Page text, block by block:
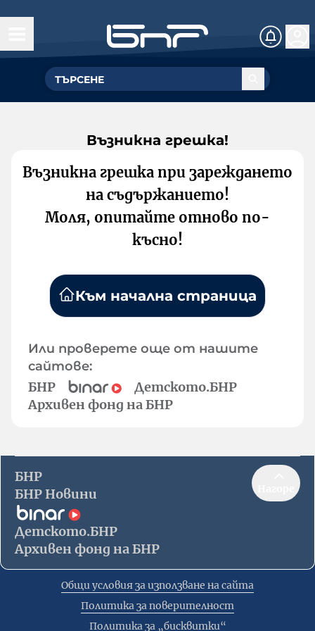
Възникна грешка!
Възникна грешка при зареждането
на съдържанието!
Моля, опитайте отново по-
късно!
Към начална страница
Или проверете още от нашите
сайтове:
БНР
Детското.БНР
Архивен фонд на БНР
БНР
БНР Новини
Детското.БНР
Архивен фонд на БНР
Общи условия за използване на сайта
Политика за поверителност
Политика за „бисквитки“